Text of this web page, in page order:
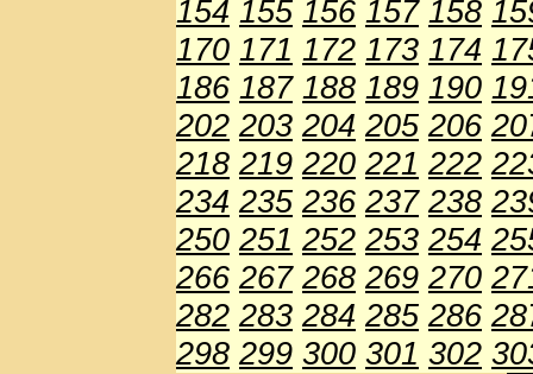
154 155 156 157 158
170 171 172 173 174
186 187 188 189 190
202 203 204 205 206
218 219 220 221 222
234 235 236 237 238
250 251 252 253 254
266 267 268 269 270
282 283 284 285 286
298 299 300 301 302